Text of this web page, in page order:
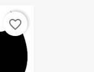
favorite_border